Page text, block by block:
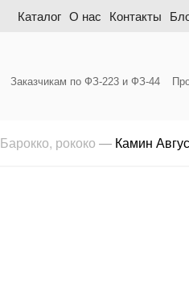
Контакты
О нас
Каталог
Заказчикам по ФЗ-223 и ФЗ-44
Барокко, рококо — Камин